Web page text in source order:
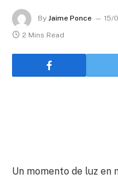
By Jaime Ponce 15/
2 Mins Read
Un momento de luz en